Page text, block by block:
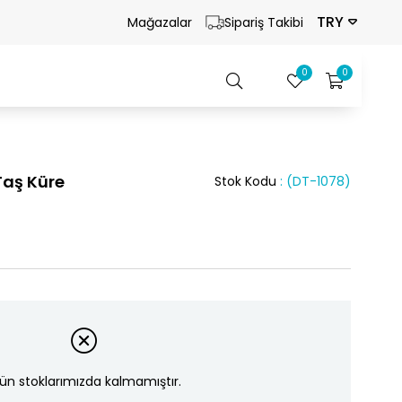
Mağazalar Sipariş Takibi TRY
0
0
Küre (DT-1078)
Stok Kodu
stoklarımızda kalmamıştır.